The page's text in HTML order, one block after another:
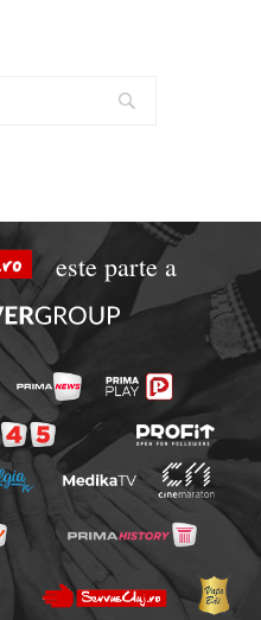
este parte a